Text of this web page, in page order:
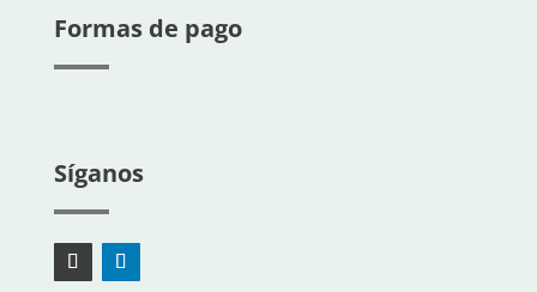
Formas de pago
Síganos